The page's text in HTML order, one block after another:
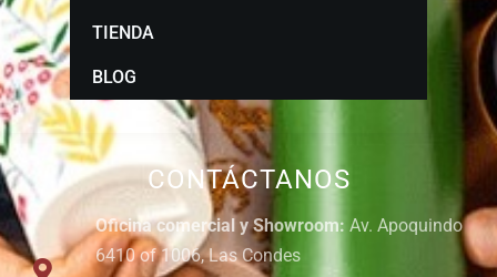
CONTÁCTANOS
Oficina comercial y Showroom: Av. Apoquindo
6410 of 1006, Las Condes
TIENDA
BLOG